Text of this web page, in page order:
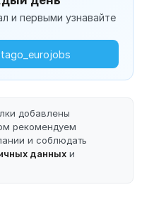
и первыми узнавайте
добавлены
рекомендуем
и соблюдать
данных и